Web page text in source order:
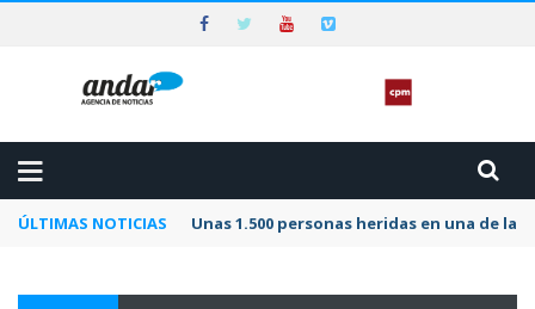
ÚLTIMAS NOTICIAS Unas 1.500 personas heridas en una de